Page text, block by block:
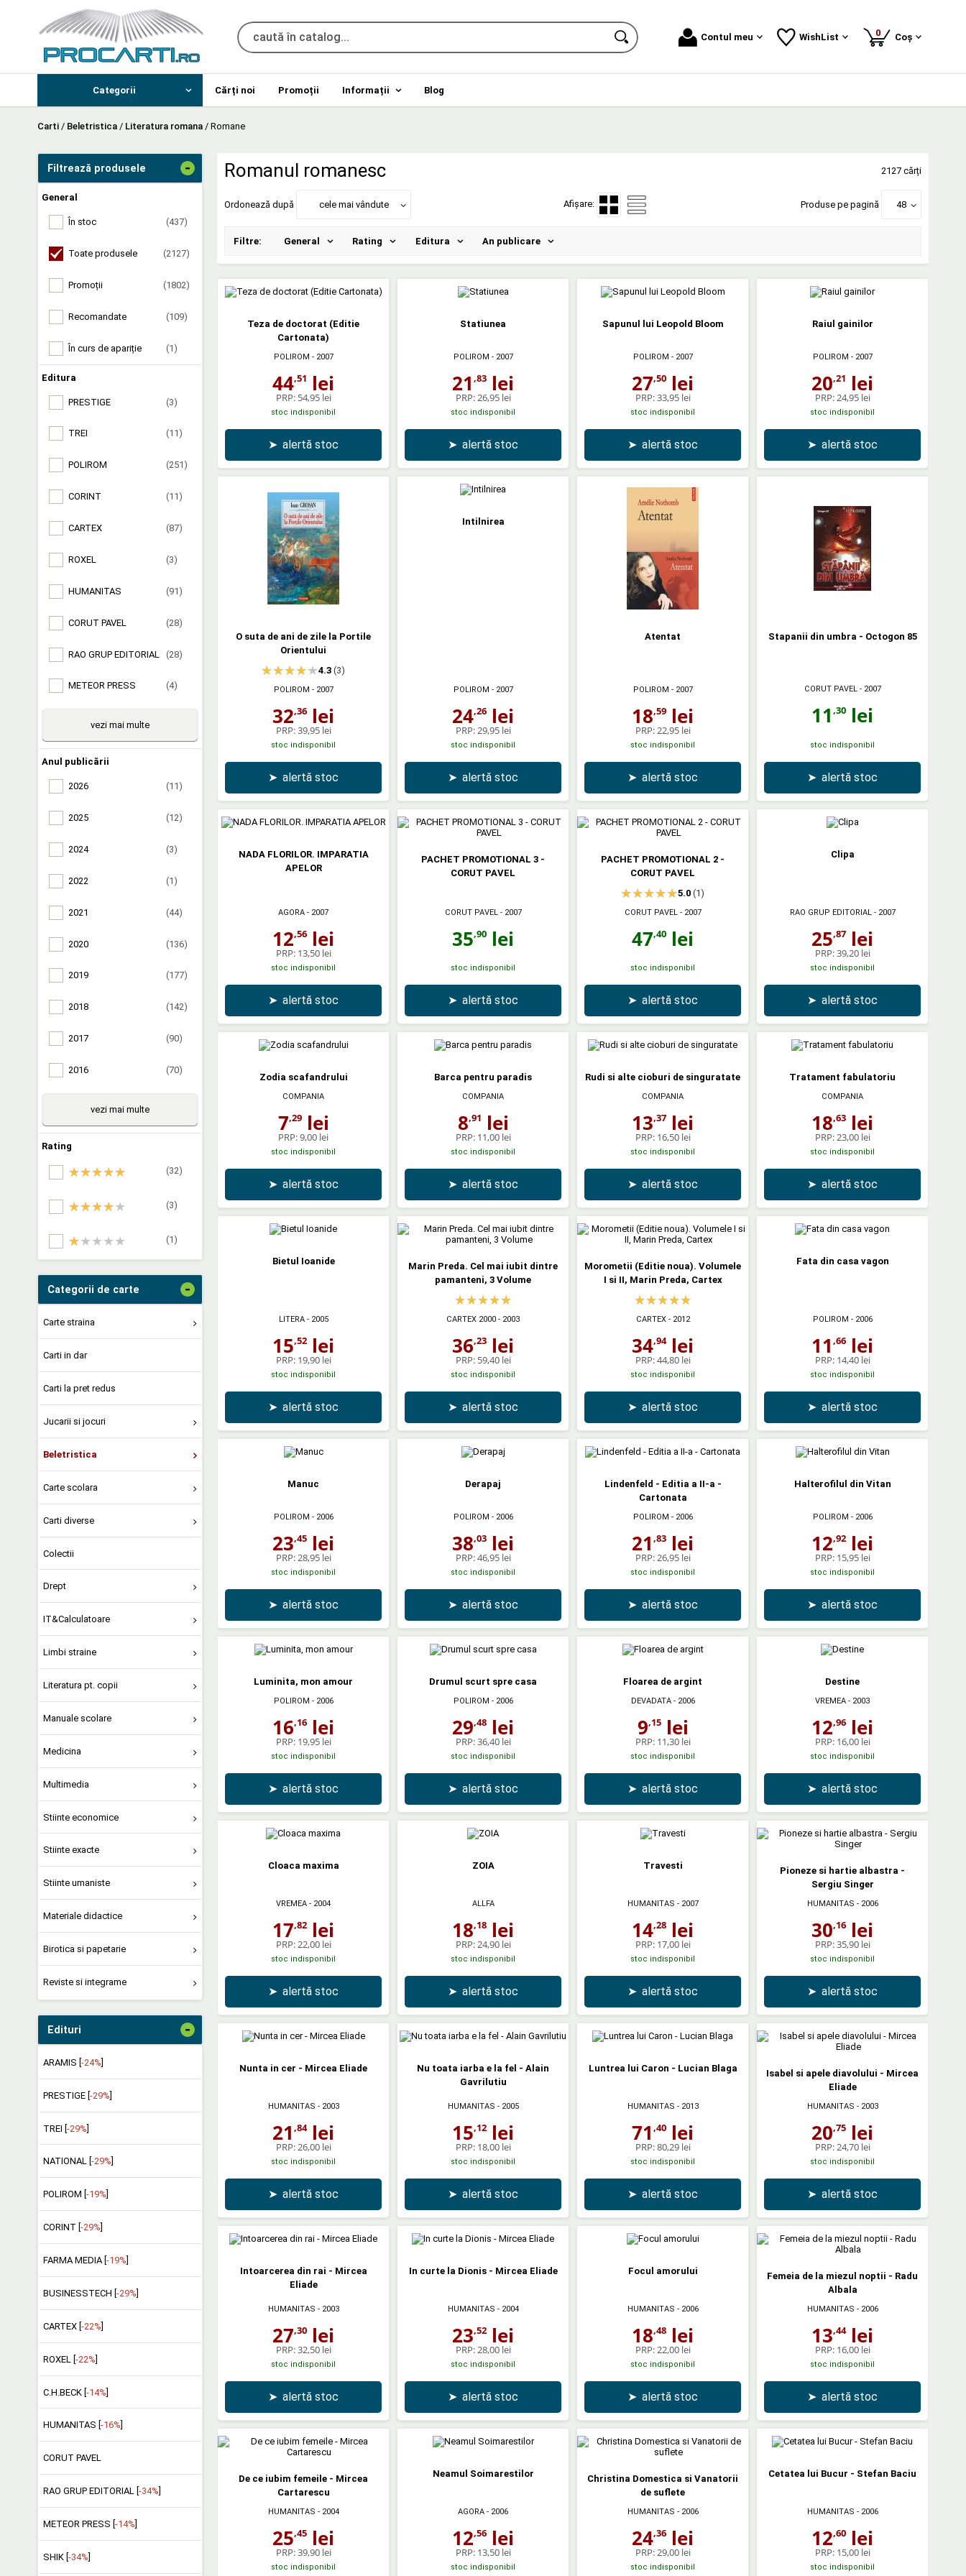
Contul meu WishList 0produse
Coș
Categorii Cărți noi Promoții Informații Blog
Carti / Beletristica / Literatura romana / Romane
Filtrează produsele -
General
În stoc (437)
Toate produsele (2127)
Promoții (1802)
Recomandate (109)
În curs de apariție (1)
Editura
PRESTIGE (3)
TREI (11)
POLIROM (251)
CORINT (11)
CARTEX (87)
ROXEL (3)
HUMANITAS (91)
CORUT PAVEL (28)
RAO GRUP EDITORIAL (28)
METEOR PRESS (4)
vezi mai multe
Anul publicării
2026 (11)
2025 (12)
2024 (3)
2022 (1)
2021 (44)
2020 (136)
2019 (177)
2018 (142)
2017 (90)
2016 (70)
vezi mai multe
Rating
(32)
(3)
(1)
Categorii de carte -
Carte straina
Carti in dar
Carti la pret redus
Jucarii si jocuri
Beletristica
Carte scolara
Carti diverse
Colectii
Drept
IT&Calculatoare
Limbi straine
Literatura pt. copii
Manuale scolare
Medicina
Multimedia
Stiinte economice
Stiinte exacte
Stiinte umaniste
Materiale didactice
Birotica si papetarie
Reviste si integrame
Edituri -
ARAMIS [ -24%
PRESTIGE [-29%]
TREI [-29%]
NATIONAL [ -29%
POLIROM [ -19%
CORINT [ -29%
FARMA MEDIA [ -19%
BUSINESSTECH [ -29%
CARTEX [ -22%
ROXEL [-22%]
C.H.BECK [-14%]
HUMANITAS [ -16%
CORUT PAVEL
RAO GRUP EDITORIAL [ -34%
METEOR PRESS [ -14%
SHIK [ -34%
Romanul romanesc 2127 cărți
Ordonează după cele mai vândute Afișare: Produse pe pagină 48
Filtre: General Rating Editura An publicare
Teza de doctorat (Editie
Cartonata)
POLIROM - 2007
44,51 lei
PRP: 54,95 lei
stoc indisponibil
➤ alertă stoc
Statiunea
POLIROM - 2007
21 ,83 lei
PRP: 26,95 lei
stoc indisponibil
➤ alertă stoc
Sapunul lui Leopold Bloom
POLIROM - 2007
27,50 lei
PRP:33,95 lei
stoc indisponibil
➤ alertă stoc
Raiul gainilor
POLIROM - 2007
20,21 lei
PRP: 24,95 lei
stoc indisponibil
➤ alertă stoc
O suta de ani de zile la Portile
Orientului
4.3(3)
POLIROM - 2007
32,36 lei
PRP:39,95 lei
stoc indisponibil
➤ alertă stoc
Intilnirea
POLIROM - 2007
24,26 lei
PRP: 29,95 lei
stoc indisponibil
➤ alertă stoc
Atentat
POLIROM - 2007
18,59 lei
PRP: 22,95 lei
stoc indisponibil
➤ alertă stoc
Stapanii din umbra - Octogon 85
CORUT PAVEL- 2007
11 ,30 lei
stoc indisponibil
➤ alertă stoc
NADA FLORILOR. IMPARATIA
APELOR
AGORA - 2007
12,56 lei
PRP: 13,50 lei
stoc indisponibil
➤ alertă stoc
PACHET PROMOTIONAL 3 -
CORUT PAVEL
CORUT PAVEL - 2007
35,90 lei
stoc indisponibil
➤ alertă stoc
PACHET PROMOTIONAL 2 -
CORUT PAVEL
5.0(1)
CORUT PAVEL - 2007
47,40 lei
stoc indisponibil
➤ alertă stoc
Clipa
RAO GRUP EDITORIAL- 2007
25,87 lei
PRP:39,20 lei
stoc indisponibil
➤ alertă stoc
Zodia scafandrului
COMPANIA
7,29lei
PRP:9,00 lei
stoc indisponibil
➤ alertă stoc
Barca pentru paradis
COMPANIA
8,91 lei
PRP: 11,00 lei
stoc indisponibil
➤ alertă stoc
Rudi si alte cioburi de singuratate
COMPANIA
13,37 lei
PRP: 16,50 lei
stoc indisponibil
➤ alertă stoc
Tratament fabulatoriu
COMPANIA
18,63 lei
PRP:23,00 lei
stoc indisponibil
➤ alertă stoc
Bietul Ioanide
LITERA- 2005
15,52 lei
PRP: 19,90 lei
stoc indisponibil
➤ alertă stoc
Marin Preda. Cel mai iubit dintre
pamanteni, 3 Volume
CARTEX 2000 - 2003
36,23 lei
PRP: 59,40 lei
stoc indisponibil
➤ alertă stoc
Morometii (Editie noua). Volumele
I si II, Marin Preda, Cartex
CARTEX- 2012
34,94lei
PRP:44,80 lei
stoc indisponibil
➤ alertă stoc
Fata din casa vagon
POLIROM - 2006
11 ,66 lei
PRP: 14,40 lei
stoc indisponibil
➤ alertă stoc
Manuc
POLIROM - 2006
23,45 lei
PRP:28,95 lei
stoc indisponibil
➤ alertă stoc
Derapaj
POLIROM - 2006
38,03 lei
PRP:46,95 lei
stoc indisponibil
➤ alertă stoc
Lindenfeld - Editia a II-a -
Cartonata
POLIROM - 2006
21 ,83 lei
PRP:26,95 lei
stoc indisponibil
➤ alertă stoc
Halterofilul din Vitan
POLIROM - 2006
12,92 lei
PRP: 15,95 lei
stoc indisponibil
➤ alertă stoc
Luminita, mon amour
POLIROM - 2006
16,16 lei
PRP: 19,95 lei
stoc indisponibil
➤ alertă stoc
Drumul scurt spre casa
POLIROM - 2006
29,48 lei
PRP:36,40 lei
stoc indisponibil
➤ alertă stoc
Floarea de argint
DEVADATA- 2006
9,15lei
PRP: 11,30 lei
stoc indisponibil
➤ alertă stoc
Destine
VREMEA - 2003
12,96 lei
PRP: 16,00 lei
stoc indisponibil
➤ alertă stoc
Cloaca maxima
VREMEA - 2004
17,82 lei
PRP:22,00 lei
stoc indisponibil
➤ alertă stoc
ZOIA
ALLFA
18,18 lei
PRP:24,90 lei
stoc indisponibil
➤ alertă stoc
Travesti
HUMANITAS - 2007
14,28 lei
PRP: 17,00 lei
stoc indisponibil
➤ alertă stoc
Pioneze si hartie albastra -
Sergiu Singer
HUMANITAS - 2006
30,16 lei
PRP:35,90 lei
stoc indisponibil
➤ alertă stoc
Nunta in cer - Mircea Eliade
HUMANITAS - 2003
21 ,84lei
PRP:26,00 lei
stoc indisponibil
➤ alertă stoc
Nu toata iarba e la fel - Alain
Gavrilutiu
HUMANITAS - 2005
15,12 lei
PRP: 18,00 lei
stoc indisponibil
➤ alertă stoc
Luntrea lui Caron - Lucian Blaga
HUMANITAS - 2013
71 ,40 lei
PRP:80,29 lei
stoc indisponibil
➤ alertă stoc
Isabel si apele diavolului - Mircea
Eliade
HUMANITAS - 2003
20,75 lei
PRP:24,70 lei
stoc indisponibil
➤ alertă stoc
Intoarcerea din rai - Mircea
Eliade
HUMANITAS - 2003
27,30 lei
PRP:32,50 lei
stoc indisponibil
➤ alertă stoc
In curte la Dionis - Mircea Eliade
HUMANITAS - 2004
23,52 lei
PRP:28,00 lei
stoc indisponibil
➤ alertă stoc
Focul amorului
HUMANITAS - 2006
18,48 lei
PRP:22,00 lei
stoc indisponibil
➤ alertă stoc
Femeia de la miezul noptii - Radu
Albala
HUMANITAS - 2006
13,44lei
PRP: 16,00 lei
stoc indisponibil
➤ alertă stoc
De ce iubim femeile - Mircea
Cartarescu
HUMANITAS - 2004
25,45 lei
PRP:39,90 lei
stoc indisponibil
Neamul Soimarestilor
AGORA - 2006
12,56 lei
PRP: 13,50 lei
stoc indisponibil
Christina Domestica si Vanatorii
de suflete
HUMANITAS - 2006
24,36 lei
PRP:29,00 lei
stoc indisponibil
Cetatea lui Bucur - Stefan Baciu
HUMANITAS - 2006
12,60 lei
PRP: 15,00 lei
stoc indisponibil